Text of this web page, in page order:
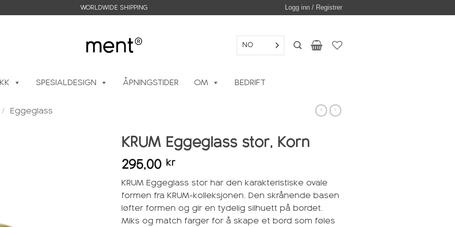
WORLDWIDE SHIPPING Logg inn / Registrer
NO
SPESIALDESIGN ÅPNINGSTIDER OM BEDRIFT
/ Eggeglass
KRUM Eggeglass stor, Korn
295,00 kr
KRUM Eggeglass stor har den karakteristiske ovale
formen fra KRUM-kolleksjonen. Den skrånende basen
løfter formen og gir en tydelig silhuett på bordet.
Miks og match farger for å skape et bord som føles